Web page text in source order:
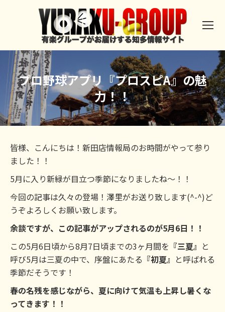
プロ野球アプリ『プロスピA』の魅
力！！
皆様、こんにちは！新田店情報局のお時間がやって参り
ました！！
5月に入り新緑が目立つ季節になりましたね～！！
今回の記事は久々の登場！澤里がお送り致します(^-^)ど
うぞよろしくお願い致します。
余談ですが、この記事がアップされるのが5月6日！！
この5月6日頃から8月7日頃までの3ヶ月間を 『三夏』 と
呼び5月は三夏の中で、序盤にあたる 『初夏』 と呼ばれる
季節だそうです！
春の名残を感じながら、夏に向けて気温も上昇し暑くな
ってきます！！